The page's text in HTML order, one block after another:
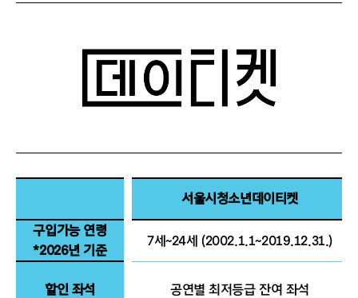
서울시청소년데이티켓
구입가능 연령
*2026년 기준
7세~24세 (2002.1.1~2019.12.31.)
할인 좌석 공연별 최저등급 잔여 좌석